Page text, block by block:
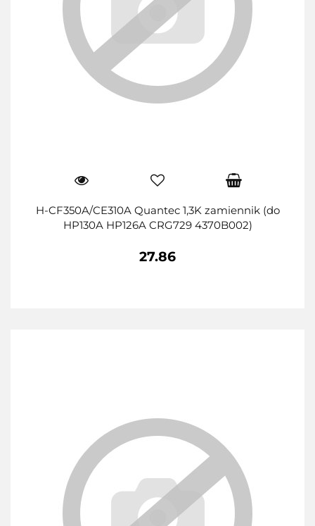
H-CF350A/CE310A Quantec 1,3K zamiennik (do
HP130A HP126A CRG729 4370B002)
27.86